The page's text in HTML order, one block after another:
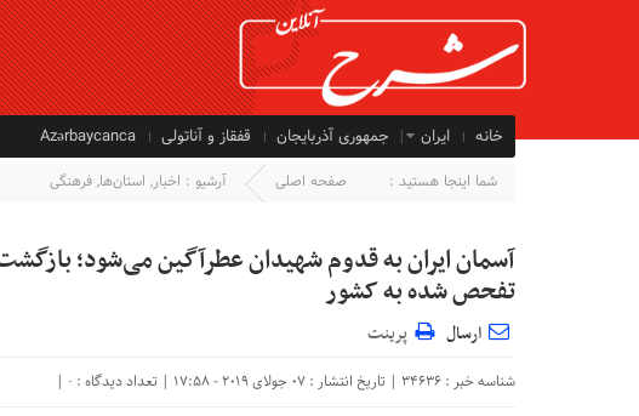
خانه ایران جمهوری آذربایجان قفقاز و آناتولی Azərbaycanca
شما اینجا هستید : صفحه اصلی آرشیو : اخبار, استان‌ها, فرهنگی
تفحص شده به کشور
ارسال پرینت
شناسه خبر : 34636 | تاریخ انتشار : 07 جولای 2019 - 17:58 | تعداد دیدگاه : ۰ |